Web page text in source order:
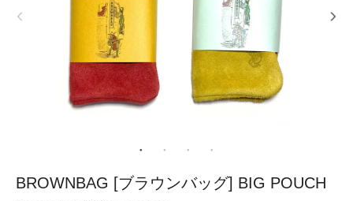
BROWNBAG [ブラウンバッグ] BIG POUCH